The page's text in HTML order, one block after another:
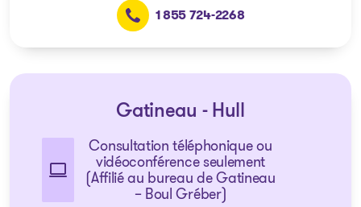
1 855 724-2268
Gatineau - Hull
Consultation téléphonique ou
vidéoconférence seulement
(Affilié au bureau de Gatineau
– Boul Gréber)